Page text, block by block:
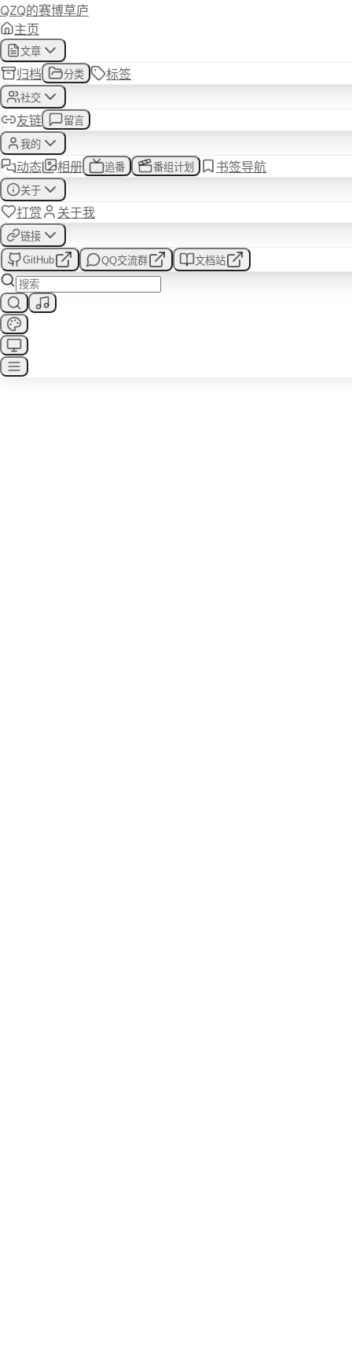
你好，我是QZQ
赛博草庐绝赞建设中...
QZQ的赛博草庐
主页
文章
归档 分类 标签
社交
友链
留言
我的
动态 相册 追番 番组计划 书签导航
关于
打赏 关于我
链接
GitHub
QQ交流群 文档站